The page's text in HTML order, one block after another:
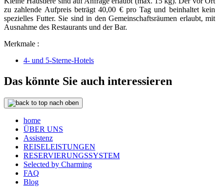
zu zahlende Aufpreis beträgt 40,00 € pro Tag und beinhaltet kein
spezielles Futter. Sie sind in den Gemeinschaftsräumen erlaubt, mit
Ausnahme des Restaurants und der Bar.
Merkmale :
4- und 5-Sterne-Hotels
Das könnte Sie auch interessieren
nach oben
home
ÜBER UNS
Assistenz
REISELEISTUNGEN
RESERVIERUNGSSYSTEM
Selected by Charming
FAQ
Blog